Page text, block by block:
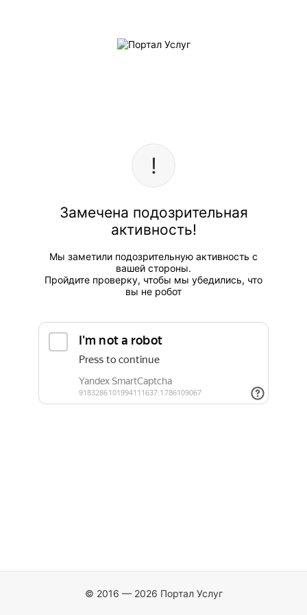
Замечена подозрительная
активность!
Мы заметили подозрительную активность с
вашей стороны.
Пройдите проверку, чтобы мы убедились, что
вы не робот
© 2016 — 2026 Портал Услуг